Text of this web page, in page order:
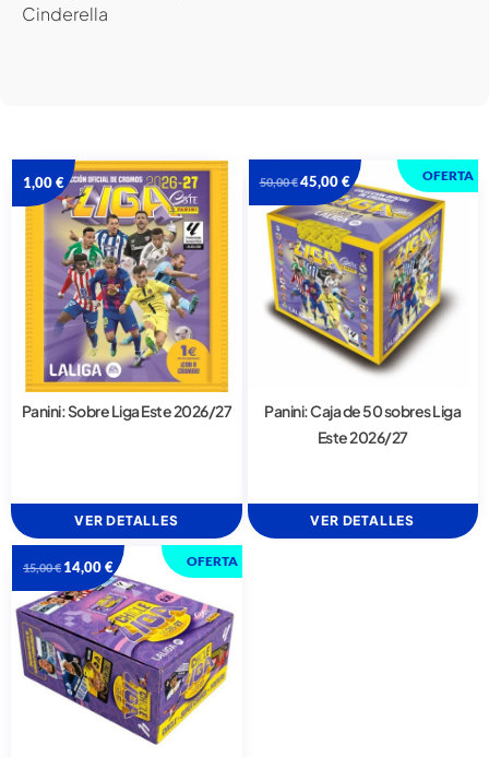
Cinderella
1,00€
Panini: Sobre Liga Este 2026/27
VER DETALLES
OFERTA
50,00€45,00€
Panini: Caja de 50 sobres Liga
Este 2026/27
VER DETALLES
OFERTA
15,00€ 14,00€